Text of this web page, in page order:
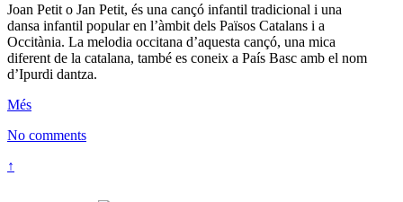
Joan Petit o Jan Petit, és una cançó infantil tradicional i una
dansa infantil popular en l’àmbit dels Països Catalans i a
Occitània. La melodia occitana d’aquesta cançó, una mica
diferent de la catalana, també es coneix a País Basc amb el nom
d’Ipurdi dantza.
Més
No comments
↑